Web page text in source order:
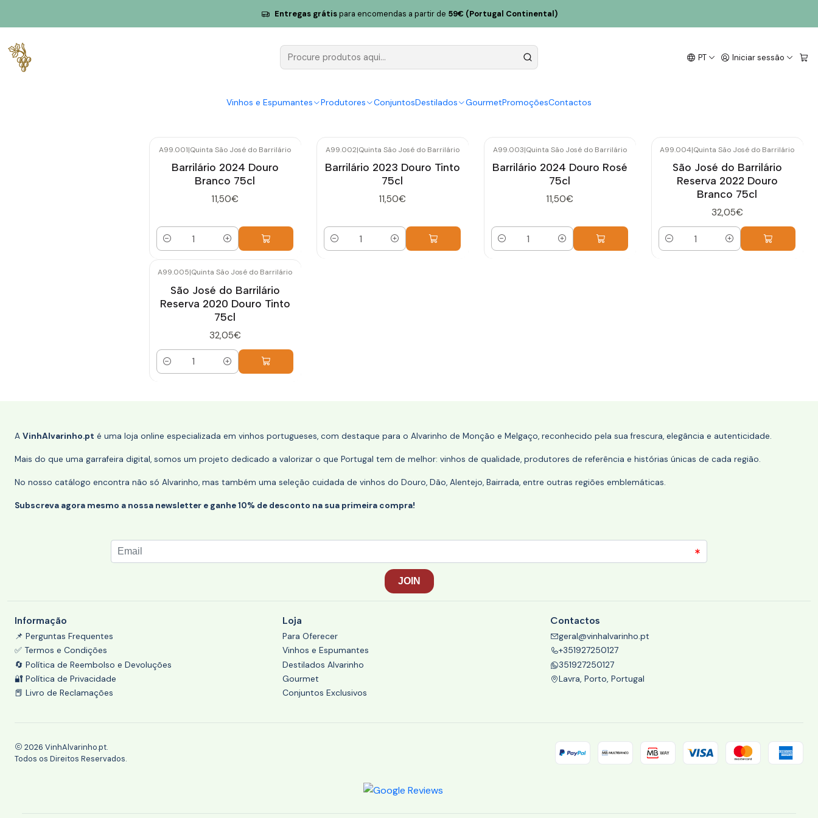
PT Iniciar sessão
Vinhos e Espumantes Produtores ConjuntosDestilados GourmetPromoçõesContactos
Entregas grátispara encomendas a partir de 59€ (Portugal Continental)
Quinta São José do Barrilário
também inclui a Quinta da Pacheca).
A99.001|Quinta São José do Barrilário
Barrilário 2024 Douro
Branco 75cl
11,50€
Quantidade
A99.002|Quinta São José do Barrilário
Barrilário 2023 Douro Tinto
75cl
11,50€
Quantidade
A99.003|Quinta São José do Barrilário
Barrilário 2024 Douro Rosé
75cl
11,50€
Quantidade
A99.004|Quinta São José do Barrilário
São José do Barrilário
Reserva 2022 Douro
Branco 75cl
32,05€
Quantidade
A99.005|Quinta São José do Barrilário
São José do Barrilário
Reserva 2020 Douro Tinto
75cl
32,05€
Quantidade
A VinhAlvarinho.pt é uma loja online especializada em vinhos portugueses, com destaque para o Alvarinho de Monção e Melgaço, reconhecido pela sua frescura, elegância e autenticidade.
Mais do que uma garrafeira digital, somos um projeto dedicado a valorizar o que Portugal tem de melhor: vinhos de qualidade, produtores de referência e histórias únicas de cada região.
No nosso catálogo encontra não só Alvarinho, mas também uma seleção cuidada de vinhos do Douro, Dão, Alentejo, Bairrada, entre outras regiões emblemáticas.
Subscreva agora mesmo a nossa newsletter e ganhe 10% de desconto na sua primeira compra!
Informação
📌 Perguntas Frequentes
✅ Termos e Condições
🔄 Política de Reembolso e Devoluções
🔐 Política de Privacidade
📕 Livro de Reclamações
Loja
Para Oferecer
Vinhos e Espumantes
Destilados Alvarinho
Gourmet
Conjuntos Exclusivos
Contactos
geral@vinhalvarinho.pt
+351927250127
351927250127
Lavra, Porto, Portugal
2026 VinhAlvarinho.pt.
Todos os Direitos Reservados.